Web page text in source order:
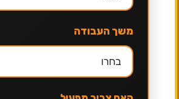
משך העבודה